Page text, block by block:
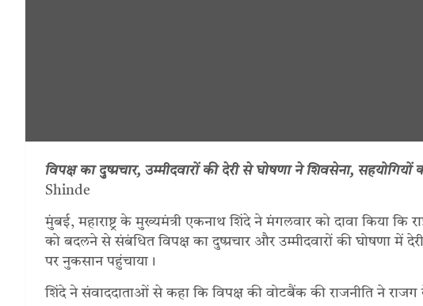
विपक्ष का दुष्प्रचार, उम्मीदवारों की देरी से घोषणा ने शिवसेना,
Shinde
मुंबई, महाराष्ट्र के मुख्यमंत्री एकनाथ शिंदे ने मंगलवार को दावा किया कि
को बदलने से संबंधित विपक्ष का दुष्प्रचार और उम्मीदवारों की घोषणा
पर नुकसान पहुंचाया।
शिंदे ने संवाददाताओं से कहा कि विपक्ष की वोटबैंक की राजनीति ने राजग के